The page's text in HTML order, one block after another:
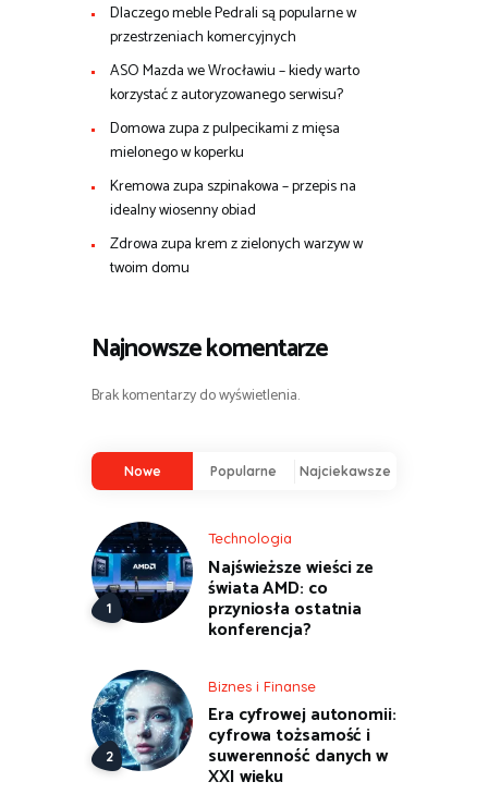
Dlaczego meble Pedrali są popularne w
przestrzeniach komercyjnych
ASO Mazda we Wrocławiu – kiedy warto
korzystać z autoryzowanego serwisu?
Domowa zupa z pulpecikami z mięsa
mielonego w koperku
Kremowa zupa szpinakowa – przepis na
idealny wiosenny obiad
Zdrowa zupa krem z zielonych warzyw w
twoim domu
Najnowsze komentarze
Brak komentarzy do wyświetlenia.
Nowe Popularne Najciekawsze
Technologia
Najświeższe wieści ze
świata AMD: co
przyniosła ostatnia
konferencja?
Biznes i Finanse
Era cyfrowej autonomii:
cyfrowa tożsamość i
suwerenność danych w
XXI wieku